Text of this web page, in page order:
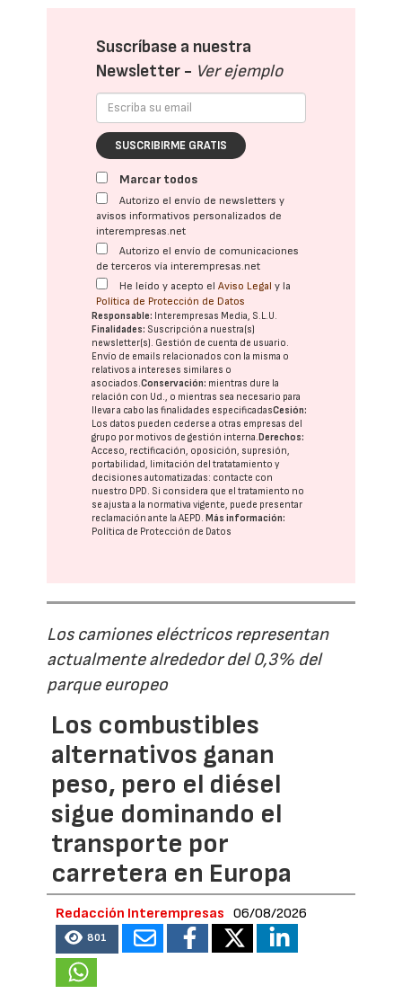
Suscríbase a nuestra
Newsletter - Ver ejemplo
SUSCRIBIRME GRATIS
Marcar todos
Autorizo el envío de newsletters y
avisos informativos personalizados de
interempresas.net
Autorizo el envío de comunicaciones
de terceros vía interempresas.net
He leído y acepto elAviso Legal y la
Política de Protección de Datos
Responsable: Interempresas Media, S.L.U.
Finalidades: Suscripción a nuestra(s)
newsletter(s). Gestión de cuenta de usuario.
Envío de emails relacionados con la misma o
relativos a intereses similares o
asociados.Conservación: mientras dure la
relación con Ud., o mientras sea necesario para
llevar a cabo las finalidades especificadasCesión:
Los datos pueden cederse a otras empresas del
grupo por motivos de gestión interna.Derechos:
Acceso, rectificación, oposición, supresión,
portabilidad, limitación del tratatamiento y
decisiones automatizadas: contacte con
nuestro DPD. Si considera que el tratamiento no
se ajusta a la normativa vigente, puede presentar
reclamación ante laAEPD.Más información:
Política de Protección de Datos
Los camiones eléctricos representan
actualmente alrededor del 0,3% del
parque europeo
Los combustibles
alternativos ganan
peso, pero el diésel
sigue dominando el
transporte por
carretera en Europa
Redacción Interempresas 06/08/2026
801